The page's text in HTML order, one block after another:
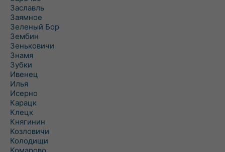
Заславль
Заямное
Зеленый Бор
Зембин
Зеньковичи
Знамя
Зубки
Ивенец
Илья
Исерно
Карацк
Клецк
Княгинин
Козловичи
Колодищи